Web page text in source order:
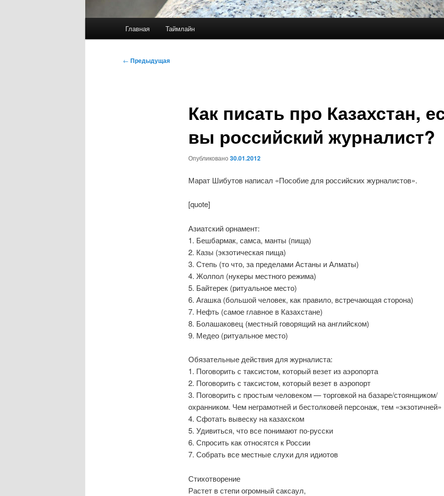
Главная Таймлайн
Навигация
← Предыдущая
Как писать про Казахстан,
вы российский журналист?
Опубликовано 30.01.2012
Марат Шибутов написал «Пособие для российских журналистов».
[quote]
Азиатский орнамент:
1. Бешбармак, самса, манты (пища)
2. Казы (экзотическая пища)
3. Степь (то что, за пределами Астаны и Алматы)
4. Жолпол (нукеры местного режима)
5. Байтерек (ритуальное место)
6. Агашка (большой человек, как правило, встречающая сторона)
7. Нефть (самое главное в Казахстане)
8. Болашаковец (местный говорящий на английском)
9. Медео (ритуальное место)
Обязательные действия для журналиста:
1. Поговорить с таксистом, который везет из аэропорта
2. Поговорить с таксистом, который везет в аэропорт
3. Поговорить с простым человеком — торговкой на базаре/стоянщиком/
охранником. Чем неграмотней и бестолковей персонаж, тем «экзотичней»
4. Сфотать вывеску на казахском
5. Удивиться, что все понимают по-русски
6. Спросить как относятся к России
7. Собрать все местные слухи для идиотов
Стихотворение
Растет в степи огромный саксаул,